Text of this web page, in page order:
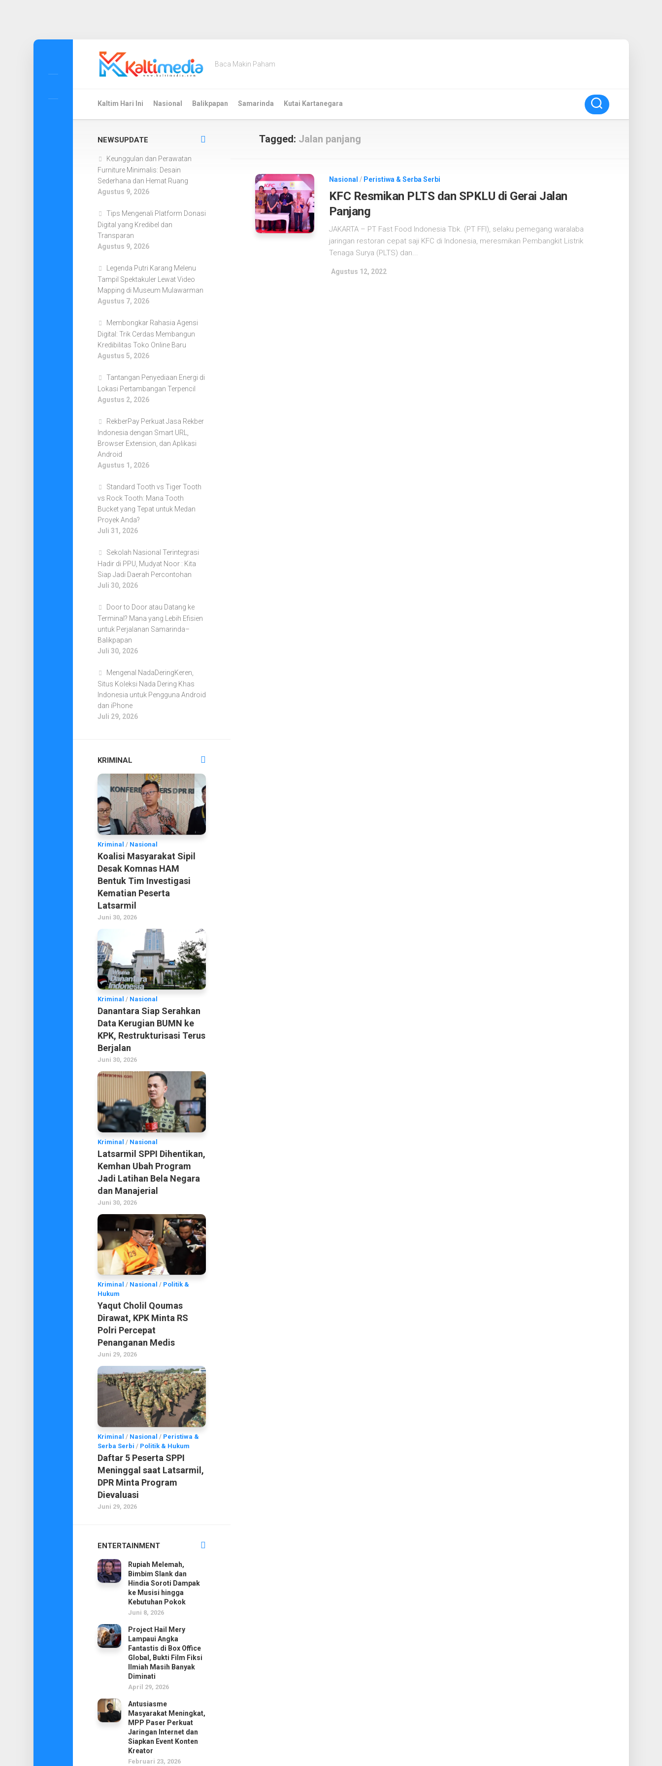
Baca Makin Paham
Kaltim Hari Ini Nasional Balikpapan Samarinda Kutai Kartanegara
Tagged: Jalan panjang
Nasional / Peristiwa & Serba Serbi
KFC Resmikan PLTS dan SPKLU di Gerai Jalan
Panjang
JAKARTA – PT Fast Food Indonesia Tbk. (PT FFI), selaku pemegang waralaba
jaringan restoran cepat saji KFC di Indonesia, meresmikan Pembangkit Listrik
Tenaga Surya (PLTS) dan...
Agustus 12, 2022
NEWSUPDATE
Keunggulan dan Perawatan
Furniture Minimalis: Desain
Sederhana dan Hemat Ruang
Agustus 9, 2026
Tips Mengenali Platform Donasi
Digital yang Kredibel dan
Transparan
Agustus 9, 2026
Legenda Putri Karang Melenu
Tampil Spektakuler Lewat Video
Mapping di Museum Mulawarman
Agustus 7, 2026
Membongkar Rahasia Agensi
Digital: Trik Cerdas Membangun
Kredibilitas Toko Online Baru
Agustus 5, 2026
Tantangan Penyediaan Energi di
Lokasi Pertambangan Terpencil
Agustus 2, 2026
RekberPay Perkuat Jasa Rekber
Indonesia dengan Smart URL,
Browser Extension, dan Aplikasi
Android
Agustus 1, 2026
Standard Tooth vs Tiger Tooth
vs Rock Tooth: Mana Tooth
Bucket yang Tepat untuk Medan
Proyek Anda?
Juli 31, 2026
Sekolah Nasional Terintegrasi
Hadir di PPU, Mudyat Noor : Kita
Siap Jadi Daerah Percontohan
Juli 30, 2026
Door to Door atau Datang ke
Terminal? Mana yang Lebih Efisien
untuk Perjalanan Samarinda–
Balikpapan
Juli 30, 2026
Mengenal NadaDeringKeren,
Situs Koleksi Nada Dering Khas
Indonesia untuk Pengguna Android
dan iPhone
Juli 29, 2026
KRIMINAL
Kriminal / Nasional
Koalisi Masyarakat Sipil
Desak Komnas HAM
Bentuk Tim Investigasi
Kematian Peserta
Latsarmil
Juni 30, 2026
Kriminal / Nasional
Danantara Siap Serahkan
Data Kerugian BUMN ke
KPK, Restrukturisasi Terus
Berjalan
Juni 30, 2026
Kriminal / Nasional
Latsarmil SPPI Dihentikan,
Kemhan Ubah Program
Jadi Latihan Bela Negara
dan Manajerial
Juni 30, 2026
Kriminal / Nasional / Politik &
Hukum
Yaqut Cholil Qoumas
Dirawat, KPK Minta RS
Polri Percepat
Penanganan Medis
Juni 29, 2026
Kriminal / Nasional / Peristiwa &
Serba Serbi / Politik & Hukum
Daftar 5 Peserta SPPI
Meninggal saat Latsarmil,
DPR Minta Program
Dievaluasi
Juni 29, 2026
ENTERTAINMENT
Rupiah Melemah,
Bimbim Slank dan
Hindia Soroti Dampak
ke Musisi hingga
Kebutuhan Pokok
Juni 8, 2026
Project Hail Mery
Lampaui Angka
Fantastis di Box Office
Global, Bukti Film Fiksi
Ilmiah Masih Banyak
Diminati
April 29, 2026
Antusiasme
Masyarakat Meningkat,
MPP Paser Perkuat
Jaringan Internet dan
Siapkan Event Konten
Kreator
Februari 23, 2026